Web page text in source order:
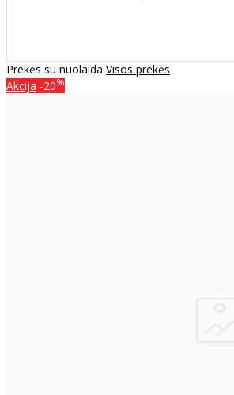
Prekės su nuolaida Visos prekės
Akcija -20%